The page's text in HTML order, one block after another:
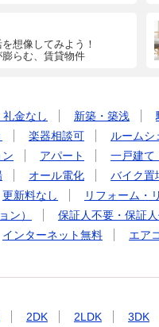
想像してみよう！
らむ、賃貸物件
金なし 新築・築浅
楽器相談可 ルームシ
アパート 一戸建て
オール電化 バイク置
更新料なし
リフォーム・
ン）
保証人不要・保証
インターネット無料 エア
2DK 2LDK 3DK